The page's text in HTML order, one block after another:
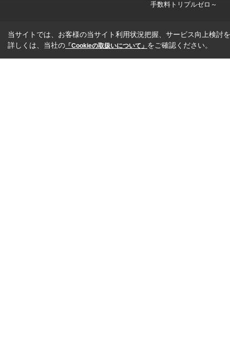
手数料トリプルゼロ～
当サイトでは、お客様の当サイト利用状況把握、サービス向上検討
詳しくは、当社の 「Cookieの取扱いについて」 をご確認ください。